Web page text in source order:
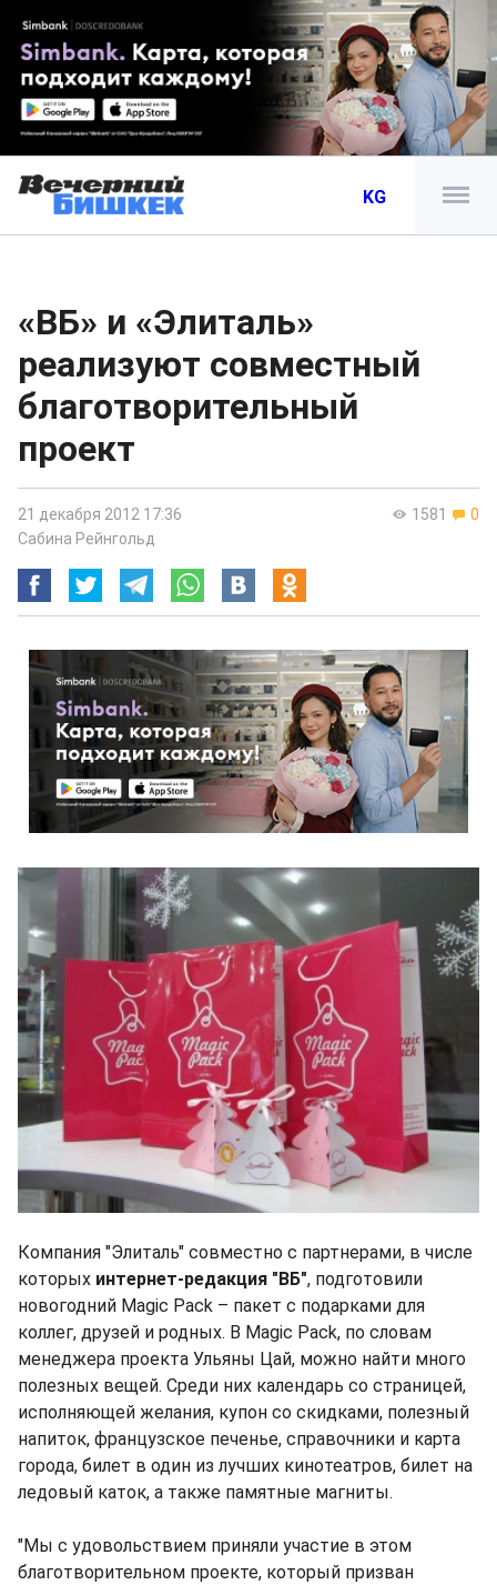
KG
«ВБ» и «Элиталь»
реализуют совместный
благотворительный
проект
1581 0
21 декабря 2012 17:36
Сабина Рейнгольд
Компания "Элиталь" совместно с партнерами, в числе
которых интернет-редакция "ВБ", подготовили
новогодний Magic Pack – пакет с подарками для
коллег, друзей и родных. В Magic Pack, по словам
менеджера проекта Ульяны Цай, можно найти много
полезных вещей. Среди них календарь со страницей,
исполняющей желания, купон со скидками, полезный
напиток, французское печенье, справочники и карта
города, билет в один из лучших кинотеатров, билет на
ледовый каток, а также памятные магниты.
"Мы с удовольствием приняли участие в этом
благотворительном проекте, который призван